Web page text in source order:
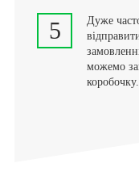
5
Дуже
можемо
коробочку.